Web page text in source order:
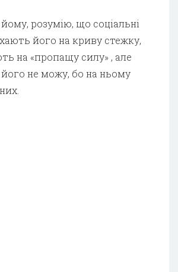
розумію, що соціальні
його на криву стежку,
на «пропащу силу» , але
не можу, бо на ньому